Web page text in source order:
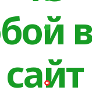
сайт